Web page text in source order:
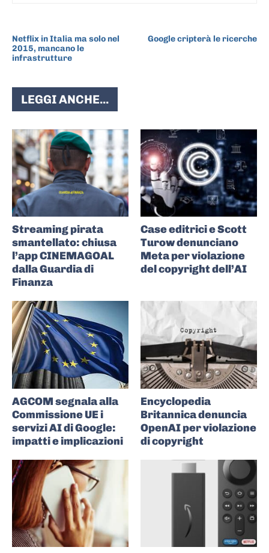
Netflix in Italia ma solo nel
2015, mancano le
infrastrutture
Google cripterà le ricerche
LEGGI ANCHE...
Streaming pirata
smantellato: chiusa
l’app CINEMAGOAL
dalla Guardia di
Finanza
Case editrici e Scott
Turow denunciano
Meta per violazione
del copyright dell’AI
AGCOM segnala alla
Commissione UE i
servizi AI di Google:
impatti e implicazioni
Encyclopedia
Britannica denuncia
OpenAI per violazione
di copyright